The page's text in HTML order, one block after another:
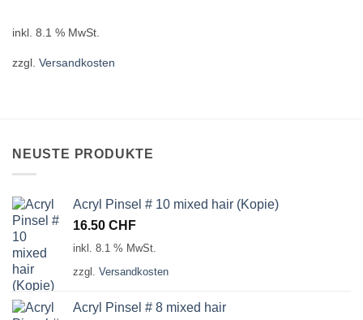
inkl. 8.1 % MwSt.
zzgl. Versandkosten
NEUSTE PRODUKTE
Acryl Pinsel # 10 mixed hair (Kopie)
16.50 CHF
inkl. 8.1 % MwSt.
zzgl. Versandkosten
Acryl Pinsel # 8 mixed hair